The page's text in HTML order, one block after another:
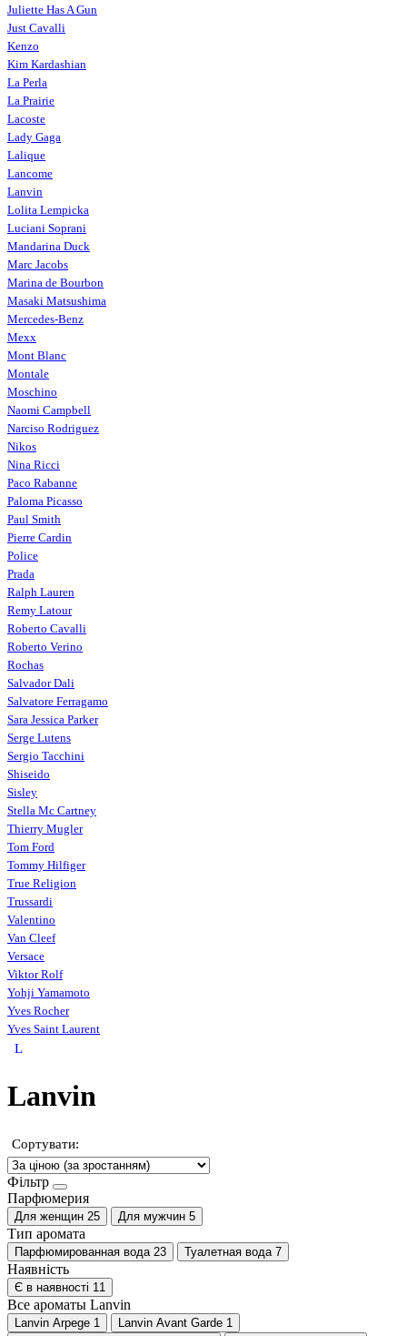
Juliette Has A Gun
Just Cavalli
Kenzo
Kim Kardashian
La Perla
La Prairie
Lacoste
Lady Gaga
Lalique
Lancome
Lanvin
Lolita Lempicka
Luciani Soprani
Mandarina Duck
Marc Jacobs
Marina de Bourbon
Masaki Matsushima
Mercedes-Benz
Mexx
Mont Blanc
Montale
Moschino
Naomi Campbell
Narciso Rodriguez
Nikos
Nina Ricci
Paco Rabanne
Paloma Picasso
Paul Smith
Pierre Cardin
Police
Prada
Ralph Lauren
Remy Latour
Roberto Cavalli
Roberto Verino
Rochas
Salvador Dali
Salvatore Ferragamo
Sara Jessica Parker
Serge Lutens
Sergio Tacchini
Shiseido
Sisley
Stella Mc Cartney
Thierry Mugler
Tom Ford
Tommy Hilfiger
True Religion
Trussardi
Valentino
Van Cleef
Versace
Viktor Rolf
Yohji Yamamoto
Yves Rocher
Yves Saint Laurent
L
Lanvin
Сортувати:
Фільтр
Парфюмерия
Для женщин 25 Для мужчин 5
Тип аромата
Парфюмированная вода 23 Туалетная вода 7
Наявність
Є в наявності 11
Все ароматы Lanvin
Lanvin Arpege 1 Lanvin Avant Garde 1